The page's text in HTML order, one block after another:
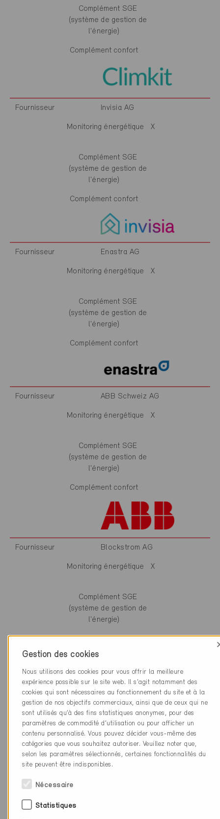
Complément SGE
(système de gestion de
l'énergie)
Complément confort
Fournisseur Invisia AG
Monitoring énergétique X
Complément SGE
(système de gestion de
l'énergie)
Complément confort
Fournisseur Enastra AG
Monitoring énergétique X
Complément SGE
(système de gestion de
l'énergie)
Complément confort
Fournisseur ABB Schweiz AG
Monitoring énergétique X
Complément SGE
(système de gestion de
l'énergie)
Complément confort
Fournisseur Blockstrom AG
Monitoring énergétique X
Complément SGE
(système de gestion de
l'énergie)
Complément confort
Fournisseur connectedHome gmbh
Monitoring énergétique X
Complément SGE
(système de gestion de
X
Gestion des cookies
Nous utilisons des cookies pour vous offrir la meilleure
expérience possible sur le site web. Il s'agit notamment des
cookies qui sont nécessaires au fonctionnement du site et à la
gestion de nos objectifs commerciaux, ainsi que de ceux qui ne
sont utilisés qu’à des fins statistiques anonymes, pour des
paramètres de commodité d’utilisation ou pour afficher un
contenu personnalisé. Vous pouvez décider vous-même des
catégories que vous souhaitez autoriser. Veuillez noter que,
selon les paramètres sélectionnés, certaines fonctionnalités du
site peuvent être indisponibles.
Nécessaire
Statistiques